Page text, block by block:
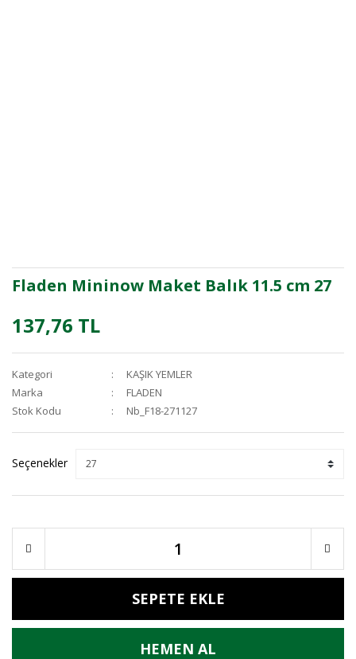
Fladen Mininow Maket Balık 11.5 cm 27
137,76 TL
Kategori
KAŞIK YEMLER
Marka
FLADEN
Stok Kodu
Nb_F18-271127
Seçenekler
SEPETE EKLE
HEMEN AL